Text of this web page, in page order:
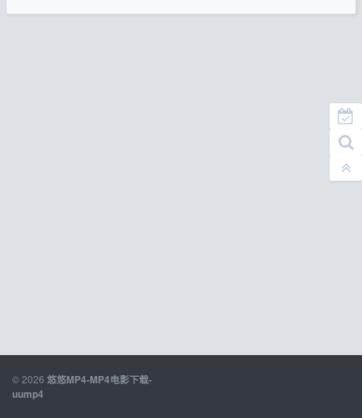
© 2026 悠悠MP4-MP4电影下载-
uump4